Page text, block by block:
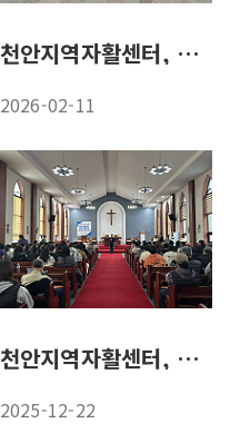
천안지역자활센터, 농협중앙회 충남세종본부와 떡국떡 300kg 나눔
2026-02-11
천안지역자활센터, 현장 역량 강화를 위한 직무교육·우수참여자 시상
2025-12-22